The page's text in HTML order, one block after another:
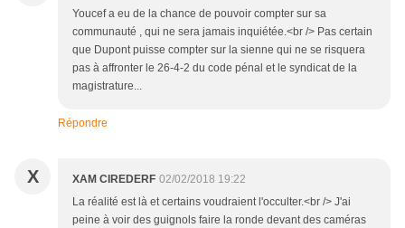
Youcef a eu de la chance de pouvoir compter sur sa
communauté , qui ne sera jamais inquiétée.<br /> Pas certain
que Dupont puisse compter sur la sienne qui ne se risquera
pas à affronter le 26-4-2 du code pénal et le syndicat de la
magistrature...
Répondre
X XAM CIREDERF 02/02/2018 19:22
La réalité est là et certains voudraient l'occulter.<br /> J'ai
peine à voir des guignols faire la ronde devant des caméras